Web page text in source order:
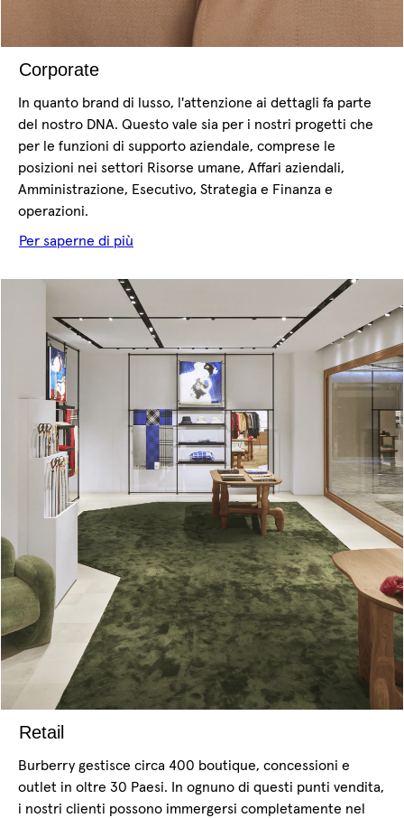
Corporate
In quanto brand di lusso, l'attenzione ai dettagli fa parte
del nostro DNA. Questo vale sia per i nostri progetti che
per le funzioni di supporto aziendale, comprese le
posizioni nei settori Risorse umane, Affari aziendali,
Amministrazione, Esecutivo, Strategia e Finanza e
operazioni.
Per saperne di più
Retail
Burberry gestisce circa 400 boutique, concessioni e
outlet in oltre 30 Paesi. In ognuno di questi punti vendita,
i nostri clienti possono immergersi completamente nel